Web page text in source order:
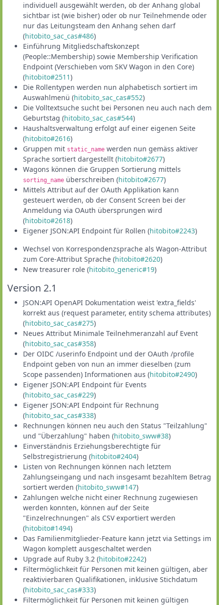
individuell ausgewählt werden, ob der Anhang global
sichtbar ist (wie bisher) oder ob nur Teilnehmende oder
nur das Leitungsteam den Anhang sehen darf
(hitobito_sac_cas#486)
Einführung Mitgliedschaftskonzept
(People::Membership) sowie Membership Verification
Endpoint (Verschieben vom SKV Wagon in den Core)
(hitobito#2511)
Die Rollentypen werden nun alphabetisch sortiert im
Auswahlmenü (hitobito_sac_cas#552)
Die Volltextsuche sucht bei Personen neu auch nach dem
Geburtstag (hitobito_sac_cas#544)
Haushaltsverwaltung erfolgt auf einer eigenen Seite
(hitobito#2616)
Gruppen mit static_name werden nun gemäss aktiver
Sprache sortiert dargestellt (hitobito#2677)
Wagons können die Gruppen Sortierung mittels
sorting_name überschreiben (hitobito#2677)
Mittels Attribut auf der OAuth Applikation kann
gesteuert werden, ob der Consent Screen bei der
Anmeldung via OAuth übersprungen wird
(hitobito#2618)
Eigener JSON:API Endpoint für Rollen (hitobito#2243)
Wechsel von Korrespondenzsprache als Wagon-Attribut
zum Core-Attribut Sprache (hitobito#2620)
New treasurer role (hitobito_generic#19)
Version 2.1
JSON:API OpenAPI Dokumentation weist 'extra_fields'
korrekt aus (request parameter, entity schema attributes)
(hitobito_sac_cas#275)
Neues Attribut Minimale Teilnehmeranzahl auf Event
(hitobito_sac_cas#358)
Der OIDC /userinfo Endpoint und der OAuth /profile
Endpoint geben von nun an immer dieselben (zum
Scope passenden) Informationen aus (hitobito#2490)
Eigener JSON:API Endpoint für Events
(hitobito_sac_cas#229)
Eigener JSON:API Endpoint für Rechnung
(hitobito_sac_cas#338)
Rechnungen können neu auch den Status "Teilzahlung"
und "Überzahlung" haben (hitobito_sww#38)
Einverständnis Erziehungsberechtigte für
Selbstregistrierung (hitobito#2404)
Listen von Rechnungen können nach letztem
Zahlungseingang und nach insgesamt bezahltem Betrag
sortiert werden (hitobito_sww#147)
Zahlungen welche nicht einer Rechnung zugewiesen
werden konnten, können auf der Seite
"Einzelrechnungen" als CSV exportiert werden
(hitobito#1494)
Das Familienmitglieder-Feature kann jetzt via Settings im
Wagon komplett ausgeschaltet werden
Upgrade auf Ruby 3.2 (hitobito#2242)
Filtermöglichkeit für Personen mit keinen gültigen, aber
reaktivierbaren Qualifikationen, inklusive Stichdatum
(hitobito_sac_cas#333)
Filtermöglichkeit für Personen mit keinen gültigen